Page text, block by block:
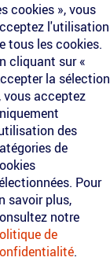
cookies », vous
l'utilisation
tous les cookies.
cliquant sur «
la sélection
vous acceptez
des
de
Pour
savoir plus,
notre
de
.